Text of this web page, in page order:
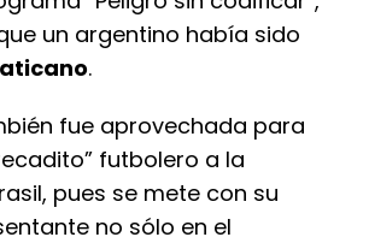
un argentino había sido
.
fue aprovechada para
futbolero a la
pues se mete con su
no sólo en el